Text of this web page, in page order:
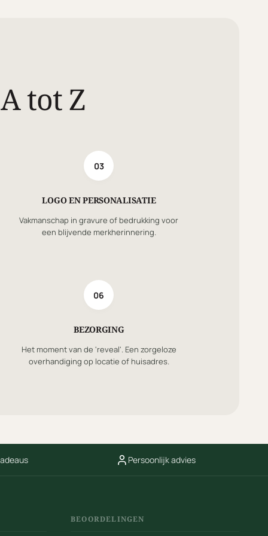
tot Z
03
LOGO EN PERSONALISATIE
Vakmanschap in gravure of bedrukking voor
een blijvende merkherinnering.
06
BEZORGING
Het moment van de 'reveal'. Een zorgeloze
overhandiging op locatie of huisadres.
Persoonlijk advies
BEOORDELINGEN